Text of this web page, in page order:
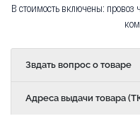
В стоимость включены: провоз
Звдать вопрос о товаре
Адреса выдачи товара